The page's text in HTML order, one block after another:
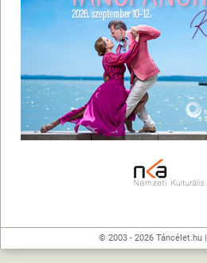
© 2003 - 2026 Táncélet.hu |